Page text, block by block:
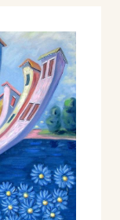
Reggio
Castelnovo